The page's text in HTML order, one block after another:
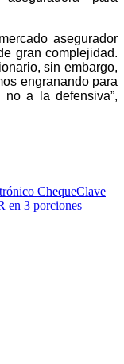
asegurador
gran complejidad.
sin embargo,
engranando para
no a la defensiva”,
ChequeClave
en 3 porciones